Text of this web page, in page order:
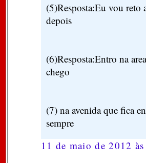
(5)Resposta:Eu vou reto
depois
(6)Resposta:Entro na
chego
(7) na avenida que fica
sempre
11 de maio de 2012